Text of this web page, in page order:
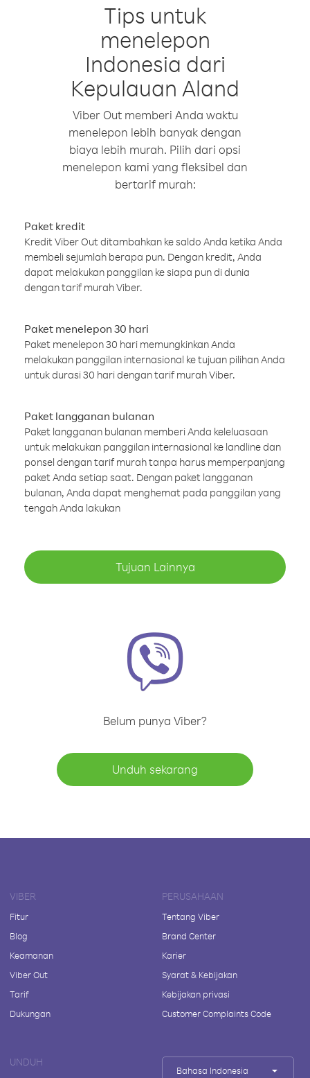
Tips untuk
menelepon
Indonesia dari
Kepulauan Aland
Viber Out memberi Anda waktu
menelepon lebih banyak dengan
biaya lebih murah. Pilih dari opsi
menelepon kami yang fleksibel dan
bertarif murah:
Paket kredit
Kredit Viber Out ditambahkan ke saldo Anda ketika Anda
membeli sejumlah berapa pun. Dengan kredit, Anda
dapat melakukan panggilan ke siapa pun di dunia
dengan tarif murah Viber.
Paket menelepon 30 hari
Paket menelepon 30 hari memungkinkan Anda
melakukan panggilan internasional ke tujuan pilihan Anda
untuk durasi 30 hari dengan tarif murah Viber.
Paket langganan bulanan
Paket langganan bulanan memberi Anda keleluasaan
untuk melakukan panggilan internasional ke landline dan
ponsel dengan tarif murah tanpa harus memperpanjang
paket Anda setiap saat. Dengan paket langganan
bulanan, Anda dapat menghemat pada panggilan yang
tengah Anda lakukan
Tujuan Lainnya
Belum punya Viber?
Unduh sekarang
VIBER
Fitur
Blog
Keamanan
Viber Out
Tarif
Dukungan
PERUSAHAAN
Tentang Viber
Brand Center
Karier
Syarat & Kebijakan
Kebijakan privasi
Customer Complaints Code
UNDUH
Bahasa Indonesia